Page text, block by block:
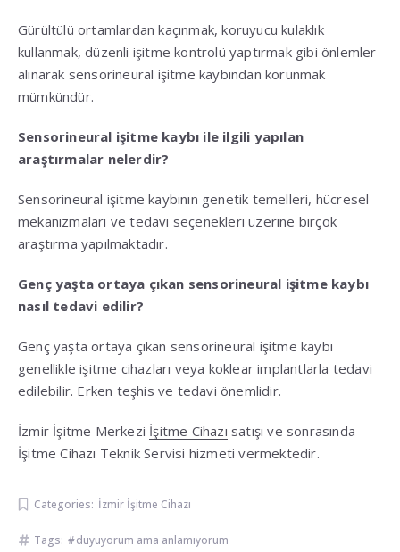
Gürültülü ortamlardan kaçınmak, koruyucu kulaklık
kullanmak, düzenli işitme kontrolü yaptırmak gibi önlemler
alınarak sensorineural işitme kaybından korunmak
mümkündür.
Sensorineural işitme kaybı ile ilgili yapılan
araştırmalar nelerdir?
Sensorineural işitme kaybının genetik temelleri, hücresel
mekanizmaları ve tedavi seçenekleri üzerine birçok
araştırma yapılmaktadır.
Genç yaşta ortaya çıkan sensorineural işitme kaybı
nasıl tedavi edilir?
Genç yaşta ortaya çıkan sensorineural işitme kaybı
genellikle işitme cihazları veya koklear implantlarla tedavi
edilebilir. Erken teşhis ve tedavi önemlidir.
İzmir İşitme Merkezi İşitme Cihazı satışı ve sonrasında
İşitme Cihazı Teknik Servisi hizmeti vermektedir.
Categories: İzmir İşitme Cihazı
Tags: duyuyorum ama anlamıyorum